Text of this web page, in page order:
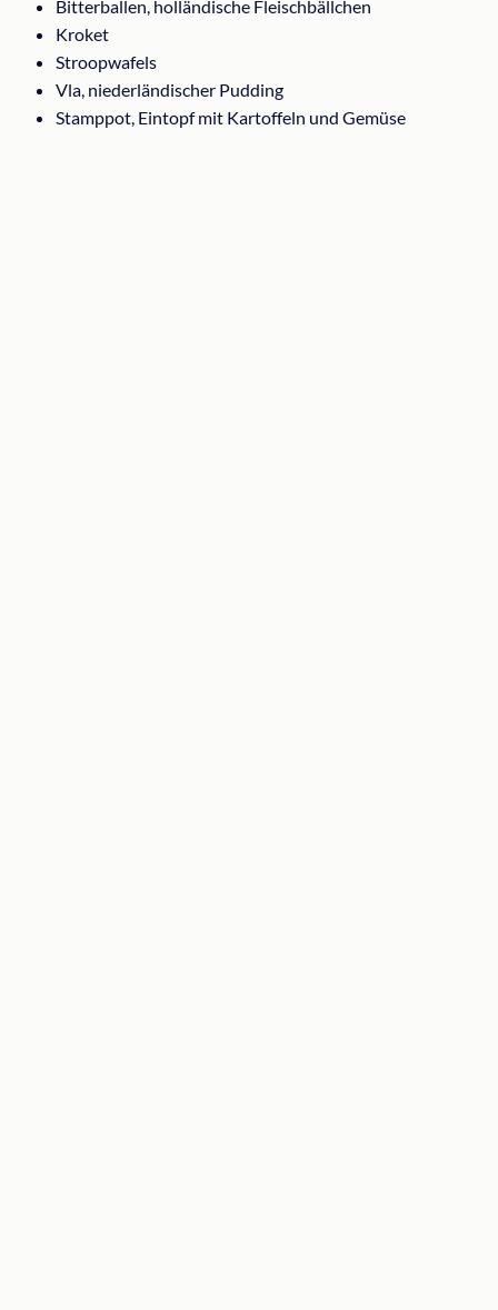
Bitterballen, holländische Fleischbällchen
Kroket
Stroopwafels
Vla, niederländischer Pudding
Stamppot, Eintopf mit Kartoffeln und Gemüse